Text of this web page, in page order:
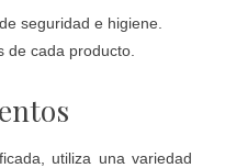
seguridad e higiene.
de cada producto.
utiliza una variedad